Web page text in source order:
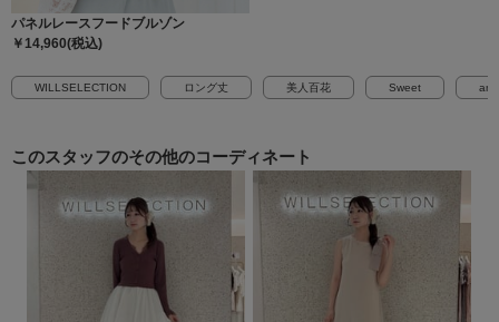
パネルレースフードブルゾン
￥14,960(税込)
WILLSELECTION ロング丈 美人百花 Sweet
このスタッフのその他のコーディネート